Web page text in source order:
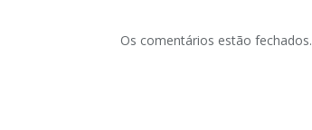
Os comentários estão fechados.